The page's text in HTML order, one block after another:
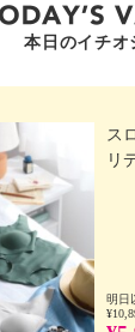
本日のイチオ
ス
リ
明日